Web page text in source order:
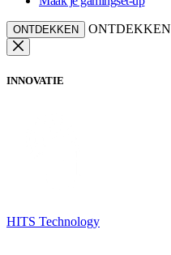
ONTDEKKEN ONTDEKKEN
INNOVATIE
HITS Technology